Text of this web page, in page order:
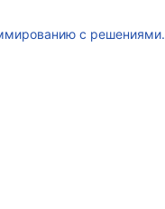
с решениями.